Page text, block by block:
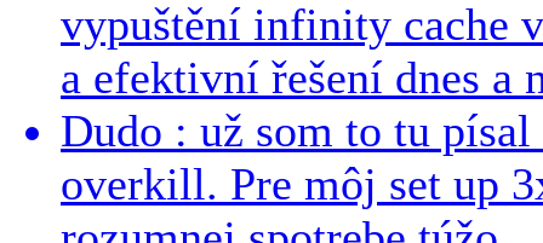
vypuštění infinity cache
a efektivní řešení dnes a
Dudo : už som to tu
overkill. Pre môj set up